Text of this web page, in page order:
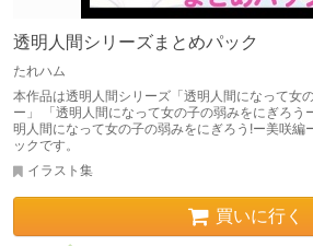
透明人間シリーズまとめパック
たれハム
本作品は透明人間シリーズ「透明人間になって女
ー」 「透明人間になって女の子の弱みをにぎろう
明人間になって女の子の弱みをにぎろう!ー美咲編
ックです。
イラスト集
買いに行く